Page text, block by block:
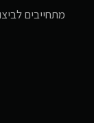
מתחייבים